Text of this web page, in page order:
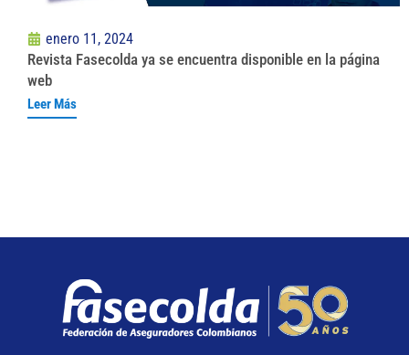
enero 11, 2024
Revista Fasecolda ya se encuentra disponible en la página
web
Leer Más